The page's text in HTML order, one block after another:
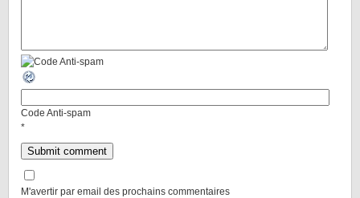
Code Anti-spam
*
M'avertir par email des prochains commentaires